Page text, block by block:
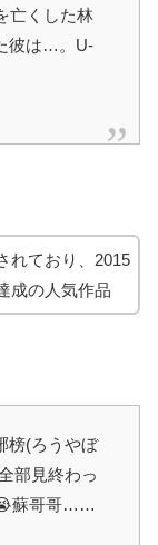
亡くした林
彼は…。U-
れており、2015
成の人気作品
榜(ろうやぼ
部見終わっ
蘇哥哥……